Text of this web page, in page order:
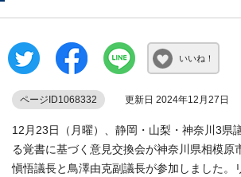
いいね！
ページID1068332 更新日 2024年12月27日
12月23日（月曜）、静岡・山梨・神奈川3県
る覚書に基づく意見交換会が神奈川県相模原
愼悟議長と鳥澤由克副議長が参加しました。